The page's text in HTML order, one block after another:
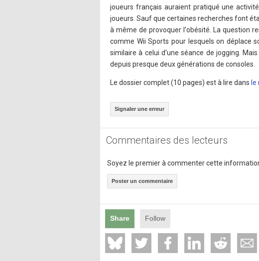
joueurs français auraient pratiqué une
joueurs. Sauf que certaines recherches font
à même de provoquer l'obésité. La question
comme Wii Sports pour lesquels on déplace
similaire à celui d'une séance de jogging.
depuis presque deux générations de consoles.
Le dossier complet (10 pages) est à lire dans le
Signaler une erreur
Commentaires des lecteurs
Soyez le premier à commenter cette
Poster un commentaire
Share Follow